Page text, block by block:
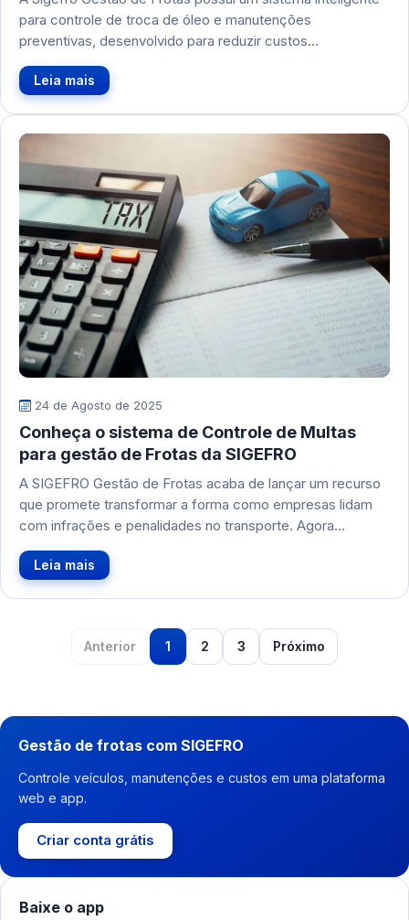
para controle de troca de óleo e manutenções
preventivas, desenvolvido para reduzir custos…
Leia mais
24 de Agosto de 2025
Conheça o sistema de Controle de Multas
para gestão de Frotas da SIGEFRO
A SIGEFRO Gestão de Frotas acaba de lançar um recurso
que promete transformar a forma como empresas lidam
com infrações e penalidades no transporte. Agora…
Leia mais
Anterior 1 2 3 Próximo
Gestão de frotas com SIGEFRO
Controle veículos, manutenções e custos em uma plataforma
web e app.
Criar conta grátis
Baixe o app